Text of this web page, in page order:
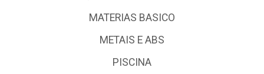
MATERIAS BASICO
METAIS E ABS
PISCINA